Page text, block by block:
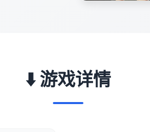
⬇️ 游戏详情